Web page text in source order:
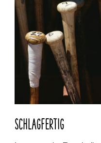
SCHLAGFERTIG